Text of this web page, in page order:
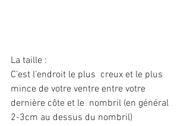
La taille :
C’est l’endroit le plus  creux et le plus
mince de votre ventre entre votre
dernière côte et le  nombril (en général
2-3cm au dessus du nombril)